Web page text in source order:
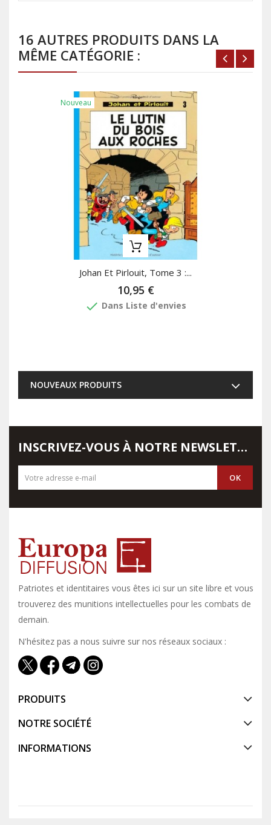
16 AUTRES PRODUITS DANS LA
MÊME CATÉGORIE :
Nouveau
Johan Et Pirlouit, Tome 3 :...
10,95 €
done Dans Liste d'envies
NOUVEAUX PRODUITS
INSCRIVEZ-VOUS À NOTRE NEWSLETTER
Patriotes et identitaires vous êtes ici sur un site libre et vous y
trouverez des munitions intellectuelles pour les combats de
demain.
N'hésitez pas a nous suivre sur nos réseaux sociaux :
PRODUITS
NOTRE SOCIÉTÉ
INFORMATIONS